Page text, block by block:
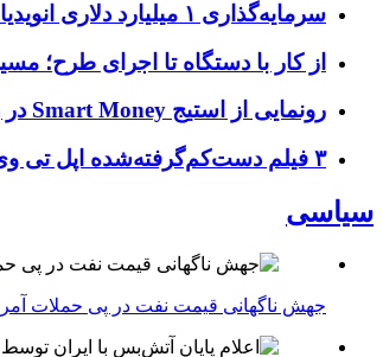
سرمایه‌گذاری ۱ میلیارد دلاری انویدیا در پروژه هوش مصنوعی ناور
از کار با دستگاه تا اجرای طرح؛
رونمایی از استیج Smart Money در رویداد تک‌کرانچ دیسراپ ۲۰۲۶؛ بررسی آینده فین‌تک، پرداخت‌ ها و هوش مصنوعی
۳ فیلم دست‌کم‌گرفته‌شده اپل تی وی که این آخر هفته باید تماشا کنید
سیاسی
جهش ناگهانی قیمت نفت در پی حملات